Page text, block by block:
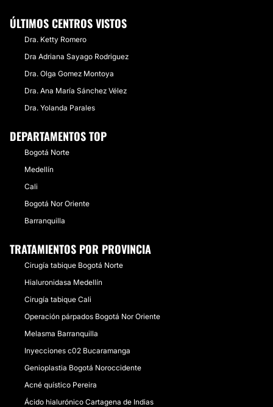
ÚLTIMOS CENTROS VISTOS
Dra. Ketty Romero
Dra Adriana Sayago Rodriguez
Dra. Olga Gomez Montoya
Dra. Ana María Sánchez Vélez
Dra. Yolanda Parales
DEPARTAMENTOS TOP
Bogotá Norte
Medellín
Cali
Bogotá Nor Oriente
Barranquilla
TRATAMIENTOS POR PROVINCIA
Cirugía tabique Bogotá Norte
Hialuronidasa Medellín
Cirugía tabique Cali
Operación párpados Bogotá Nor Oriente
Melasma Barranquilla
Inyecciones c02 Bucaramanga
Genioplastia Bogotá Noroccidente
Acné quístico Pereira
Ácido hialurónico Cartagena de Indias